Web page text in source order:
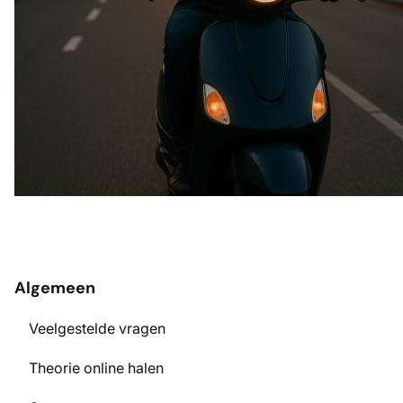
Algemeen
Veelgestelde vragen
Theorie online halen